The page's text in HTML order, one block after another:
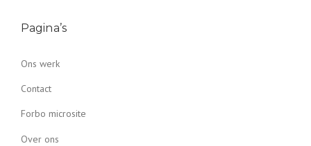
Pagina’s
Ons werk
Contact
Forbo microsite
Over ons